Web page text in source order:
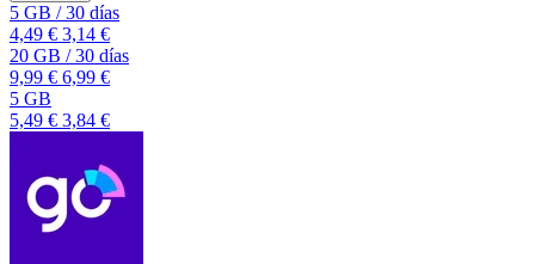
5 GB /30 días
4,49 € 3,14 €
20 GB /30 días
9,99 € 6,99 €
5 GB
5,49 € 3,84 €